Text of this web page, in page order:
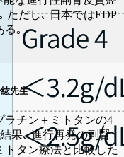
ただし､ 日本ではEDP
る｡
先生
ラチン＋ミトタンの4
果､ 進行再発の副腎
トタン療法と比較した